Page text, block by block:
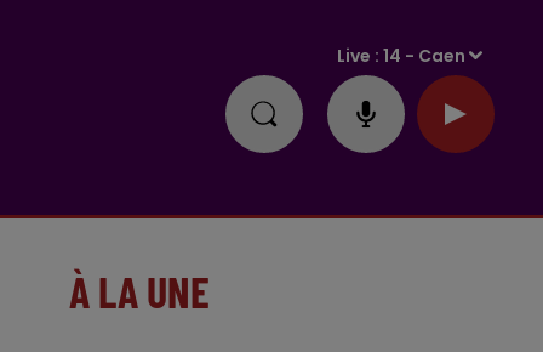
Live :14 - Caen
À LA UNE